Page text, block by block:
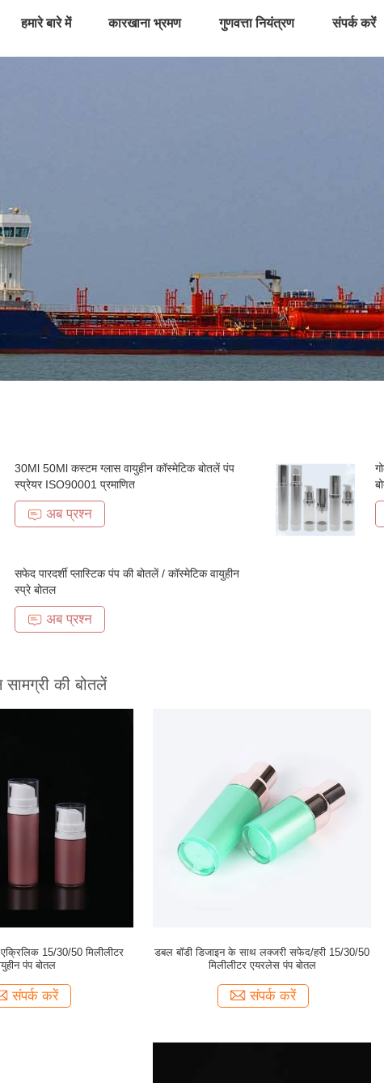
हमारे बारे में कारखाना भ्रमण गुणवत्ता नियंत्रण संपर्क करें
30Ml 50Ml कस्टम ग्लास वायुहीन कॉस्मेटिक बोतलें पंप
स्प्रेयर ISO90001 प्रमाणित
अब प्रश्न
सफेद पारदर्शी प्लास्टिक पंप की बोतलें / कॉस्मेटिक वायुहीन
स्प्रे बोतल
अब प्रश्न
सामग्री की बोतलें
15/30/50 मिलीलीटर
पंप बोतल
संपर्क करें
डबल बॉडी डिजाइन के साथ लक्जरी सफेद/हरी 15/30/50
मिलीलीटर एयरलेस पंप बोतल
संपर्क करें